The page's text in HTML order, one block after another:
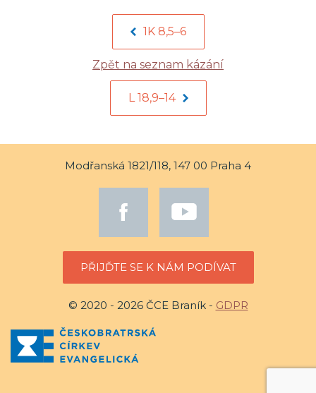
1K 8,5–6
Zpět na seznam kázání
L 18,9–14
Modřanská 1821/118, 147 00 Praha 4
PŘIJĎTE SE K NÁM PODÍVAT
© 2020 - 2026 ČCE Braník - GDPR